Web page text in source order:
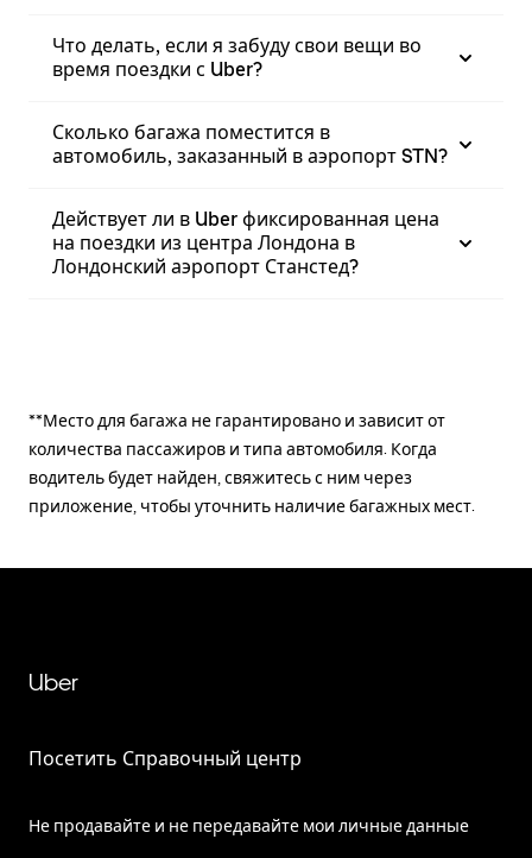
Что делать, если я забуду свои вещи во
время поездки с Uber?
Сколько багажа поместится в
автомобиль, заказанный в аэропорт STN?
Действует ли в Uber фиксированная цена
на поездки из центра Лондона в
Лондонский аэропорт Станстед?
**Место для багажа не гарантировано и зависит от
количества пассажиров и типа автомобиля. Когда
водитель будет найден, свяжитесь с ним через
приложение, чтобы уточнить наличие багажных мест.
Uber
Посетить Справочный центр
Не продавайте и не передавайте мои личные данные